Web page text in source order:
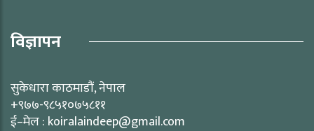
विज्ञापन
सुकेधारा काठमाडौं, नेपाल
+९७७-९८५१०७५८११
ई–मेल : koiralaindeep@gmail.com